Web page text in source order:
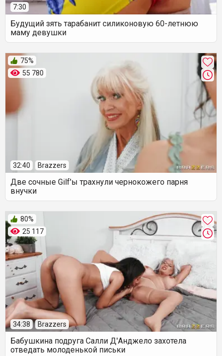
7:30
Будущий зять тарабанит силиконовую 60-летнюю
маму девушки
55 780
75%
32:40 Brazzers
Две сочные Gilf'ы трахнули чернокожего парня
внучки
25 117
80%
34:38 Brazzers
Бабушкина подруга Салли Д'Анджело захотела
отведать молоденькой письки